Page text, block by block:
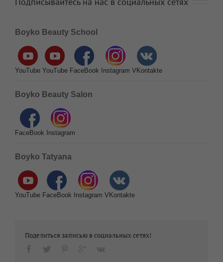
Boyko Beauty School
YouTube YouTube FaceBook
Boyko Beauty Salon
FaceBook Instagram
Boyko Tatyana